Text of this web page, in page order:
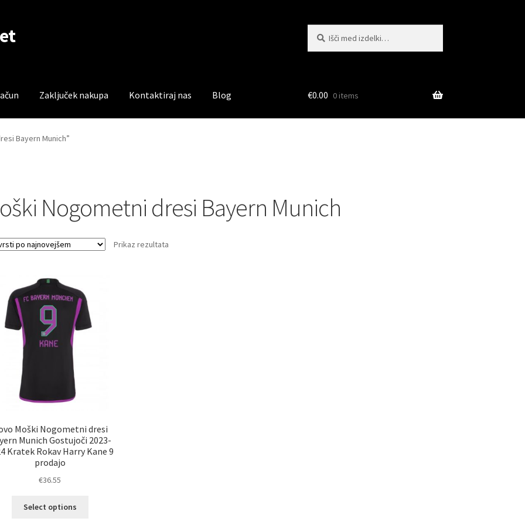
Zaključek nakupa Kontaktiraj nas Blog
Trgovina Zaključek nakupa
€0.00 0 items
Bayern Munich”
Nogometni dresi Bayern Munich
Prikaz rezultata
Moški Nogometni dresi
Munich Gostujoči 2023-
Kratek Rokav Harry Kane 9
prodajo
€36.55
Select options